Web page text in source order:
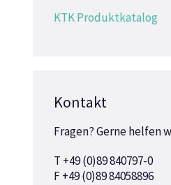
KTK Produktkatalog
Kontakt
Fragen? Gerne helfen
T +49 (0)89 840797-0
F +49 (0)89 84058896